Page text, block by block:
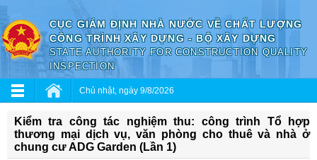
CỤC GIÁM ĐỊNH NHÀ NƯỚC VỀ CHẤT LƯỢNG
CÔNG TRÌNH XÂY DỰNG - BỘ XÂY DỰNG
STATE AUTHORITY FOR CONSTRUCTION QUALITY
INSPECTION
Chủ nhật, ngày 9/8/2026
Kiểm tra công tác nghiệm thu: công trình Tổ hợp
thương mại dịch vụ, văn phòng cho thuê và nhà ở
chung cư ADG Garden (Lần 1)